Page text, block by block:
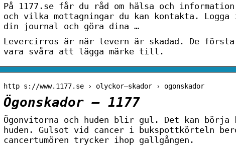
På 1177.se får du råd om hälsa och information
och vilka mottagningar du kan kontakta.
din journal och göra dina …
Levercirros är när levern är skadad. De första
vara svåra att lägga märke till.
http s://www.1177.se › olyckor–skador › ogonskador
Ögonskador – 1177
Ögonvitorna och huden blir gul. Det kan börja
huden. Gulsot vid cancer i bukspottkörteln
cancertumören trycker ihop gallgången.